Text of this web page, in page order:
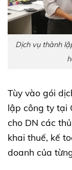
Dịch vụ thành
Tùy vào gói
lập công ty tại
cho DN các
khai thuế, kế
doanh của